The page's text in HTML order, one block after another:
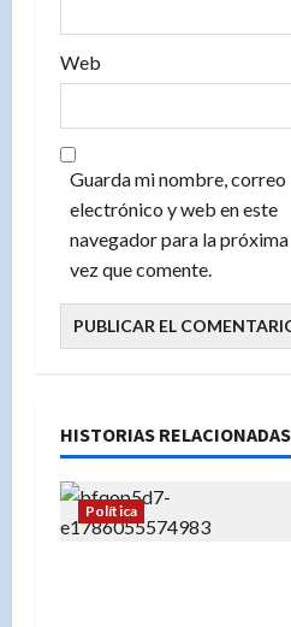
Web
Guarda mi nombre, correo
electrónico y web en este
navegador para la próxima
vez que comente.
HISTORIAS RELACIONADAS
Política